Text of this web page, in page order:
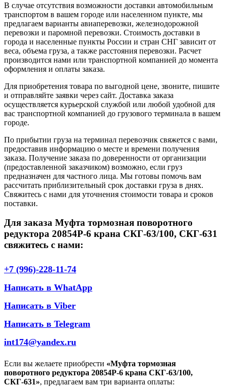
В случае отсутствия возможности доставки автомобильным
транспортом в вашем городе или населенном пункте, мы
предлагаем варианты авиаперевозки, железнодорожной
перевозки и паромной перевозки. Стоимость доставки в
города и населенные пункты России и стран СНГ зависит от
веса, объема груза, а также расстояния перевозки. Расчет
производится нами или транспортной компанией до момента
оформления и оплаты заказа.
Для приобретения товара по выгодной цене, звоните, пишите
и отправляйте заявки через сайт. Доставка заказа
осуществляется курьерской службой или любой удобной для
вас транспортной компанией до грузового терминала в вашем
городе.
По прибытии груза на терминал перевозчик свяжется с вами,
предоставив информацию о месте и времени получения
заказа. Получение заказа по доверенности от организации
(предоставленной заказчиком) возможно, если груз
предназначен для частного лица. Мы готовы помочь вам
рассчитать приблизительный срок доставки груза в днях.
Свяжитесь с нами для уточнения стоимости товара и сроков
поставки.
Для заказа Муфта тормозная поворотного
редуктора 20854Р-6 крана СКГ-63/100, СКГ-631
свяжитесь с нами:
+7 (996)-228-11-74
Написать в WhatApp
Написать в Viber
Написать в Telegram
int174@yandex.ru
Если вы желаете приобрести «Муфта тормозная
поворотного редуктора 20854Р-6 крана СКГ-63/100,
СКГ-631», предлагаем вам три варианта оплаты: